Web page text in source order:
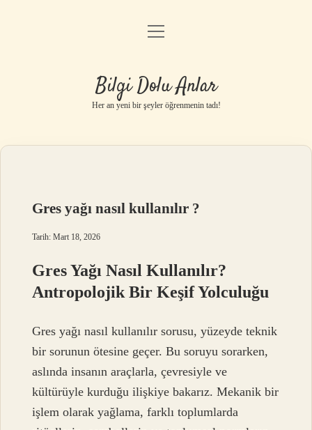
Anasayfa
Yasal Uyarı
menüyü
Bilgi Dolu Anlar
Her an yeni bir şeyler öğrenmenin tadı!
Gres yağı nasıl kullanılır ?
Tarih: Mart 18, 2026
Gres Yağı Nasıl Kullanılır?
Antropolojik Bir Keşif Yolculuğu
Gres yağı nasıl kullanılır sorusu, yüzeyde teknik
bir sorunun ötesine geçer. Bu soruyu sorarken,
aslında insanın araçlarla, çevresiyle ve
kültürüyle kurduğu ilişkiye bakarız. Mekanik bir
işlem olarak yağlama, farklı toplumlarda